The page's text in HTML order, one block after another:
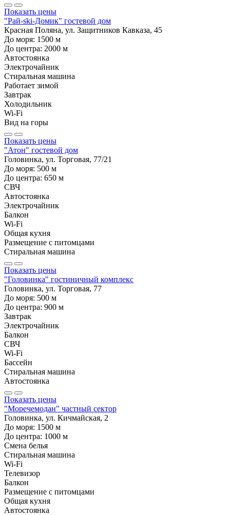
Показать цены
"Рай-ski-Домик" гостевой дом
Красная Поляна, ул. Защитников Кавказа, 45
До моря: 1500 м
До центра: 2000 м
Автостоянка
Электрочайник
Стиральная машина
Работает зимой
Завтрак
Холодильник
Wi-Fi
Вид на горы
Показать цены
"Атон" гостевой дом
Головинка, ул. Торговая, 77/21
До моря: 500 м
До центра: 650 м
СВЧ
Автостоянка
Электрочайник
Балкон
Wi-Fi
Общая кухня
Размещение с питомцами
Стиральная машина
Показать цены
"Головинка" гостиничный комплекс
Головинка, ул. Торговая, 77
До моря: 500 м
До центра: 900 м
Завтрак
Электрочайник
Балкон
СВЧ
Wi-Fi
Бассейн
Стиральная машина
Автостоянка
Показать цены
"Моречемодан" частный сектор
Головинка, ул. Кичмайская, 2
До моря: 1500 м
До центра: 1000 м
Смена белья
Стиральная машина
Wi-Fi
Телевизор
Балкон
Размещение с питомцами
Общая кухня
Автостоянка